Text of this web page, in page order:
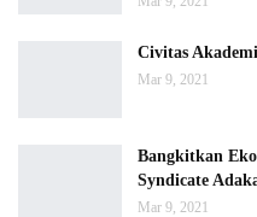
Civitas
Mar 9, 2021
Bangkitkan
Syndicate
Mar 9, 2021